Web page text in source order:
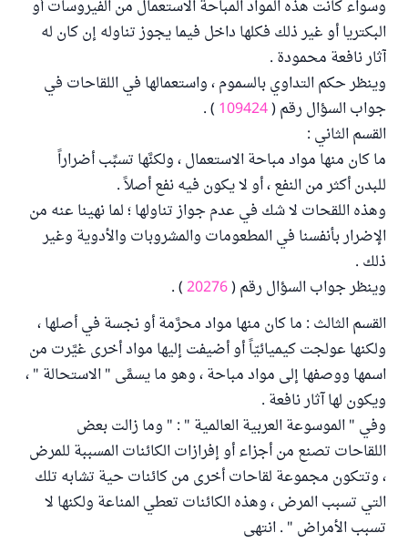
وسواء كانت هذه المواد المباحة الاستعمال من الفيروسات أو
البكتريا أو غير ذلك فكلها داخل فيما يجوز تناوله إن كان له
آثار نافعة محمودة .
وينظر حكم التداوي بالسموم ، واستعمالها في اللقاحات في
جواب السؤال رقم (109424
) .
القسم الثاني :
ما كان منها مواد مباحة الاستعمال ، ولكنَّها تسبِّب أضراراً
للبدن أكثر من النفع ، أو لا يكون فيه نفع أصلاً .
وهذه اللقحات لا شك في عدم جواز تناولها ؛ لما نهينا عنه من
الإضرار بأنفسنا في المطعومات والمشروبات والأدوية وغير
ذلك .
وينظر جواب السؤال رقم (20276
) .
القسم الثالث : ما كان منها مواد محرَّمة أو نجسة في أصلها ،
ولكنها عولجت كيميائيّاً أو أضيفت إليها مواد أخرى غيَّرت من
اسمها ووصفها إلى مواد مباحة ، وهو ما يسمَّى " الاستحالة " ،
ويكون لها آثار نافعة .
وفي " الموسوعة العربية العالمية " : " وما زالت بعض
اللقاحات تصنع من أجزاء أو إفرازات الكائنات المسببة للمرض
، وتتكون مجموعة لقاحات أخرى من كائنات حية تشابه تلك
التي تسبب المرض ، وهذه الكائنات تعطي المناعة ولكنها لا
تسبب الأمراض " . انتهى